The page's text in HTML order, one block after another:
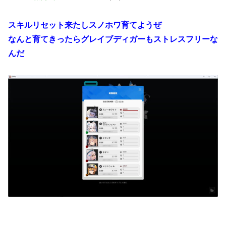
スキルリセット来たしスノホワ育てようぜ
なんと育てきったらグレイブディガーもストレスフリーな
んだ